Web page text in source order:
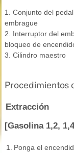
1. Conjunto del
embrague
2. Interruptor del
bloqueo de
3. Cilindro maestro
Procedimientos
Extracción
[Gasolina 1,2,
1.
Ponga el